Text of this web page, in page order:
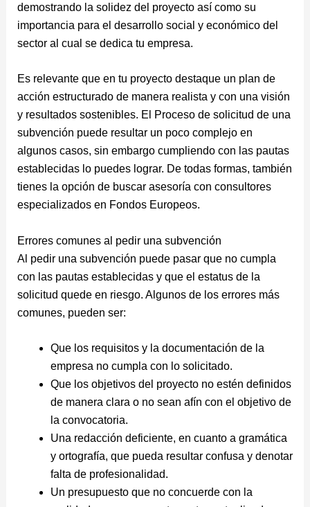
demostrando la solidez del proyecto así como su
importancia para el desarrollo social y económico del
sector al cual se dedica tu empresa.
Es relevante que en tu proyecto destaque un plan de
acción estructurado de manera realista y con una visión
y resultados sostenibles. El Proceso de solicitud de una
subvención puede resultar un poco complejo en
algunos casos, sin embargo cumpliendo con las pautas
establecidas lo puedes lograr. De todas formas, también
tienes la opción de buscar asesoría con consultores
especializados en Fondos Europeos.
Errores comunes al pedir una subvención
Al pedir una subvención puede pasar que no cumpla
con las pautas establecidas y que el estatus de la
solicitud quede en riesgo. Algunos de los errores más
comunes, pueden ser:
Que los requisitos y la documentación de la
empresa no cumpla con lo solicitado.
Que los objetivos del proyecto no estén definidos
de manera clara o no sean afín con el objetivo de
la convocatoria.
Una redacción deficiente, en cuanto a gramática
y ortografía, que pueda resultar confusa y denotar
falta de profesionalidad.
Un presupuesto que no concuerde con la